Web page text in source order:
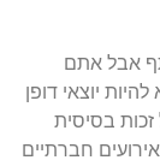
אבל אתם
יוצאי דופן
בסיסית
חברתיים